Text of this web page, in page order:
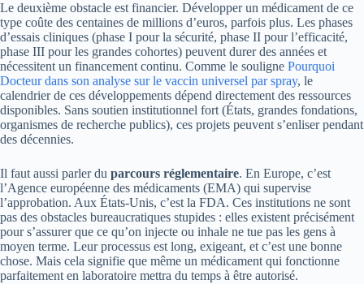
Le deuxième obstacle est financier. Développer un médicament de ce
type coûte des centaines de millions d’euros, parfois plus. Les phases
d’essais cliniques (phase I pour la sécurité, phase II pour l’efficacité,
phase III pour les grandes cohortes) peuvent durer des années et
nécessitent un financement continu. Comme le souligne Pourquoi
Docteur dans son analyse sur le vaccin universel par spray, le
calendrier de ces développements dépend directement des ressources
disponibles. Sans soutien institutionnel fort (États, grandes fondations,
organismes de recherche publics), ces projets peuvent s’enliser pendant
des décennies.
Il faut aussi parler du parcours réglementaire. En Europe, c’est
l’Agence européenne des médicaments (EMA) qui supervise
l’approbation. Aux États-Unis, c’est la FDA. Ces institutions ne sont
pas des obstacles bureaucratiques stupides : elles existent précisément
pour s’assurer que ce qu’on injecte ou inhale ne tue pas les gens à
moyen terme. Leur processus est long, exigeant, et c’est une bonne
chose. Mais cela signifie que même un médicament qui fonctionne
parfaitement en laboratoire mettra du temps à être autorisé.